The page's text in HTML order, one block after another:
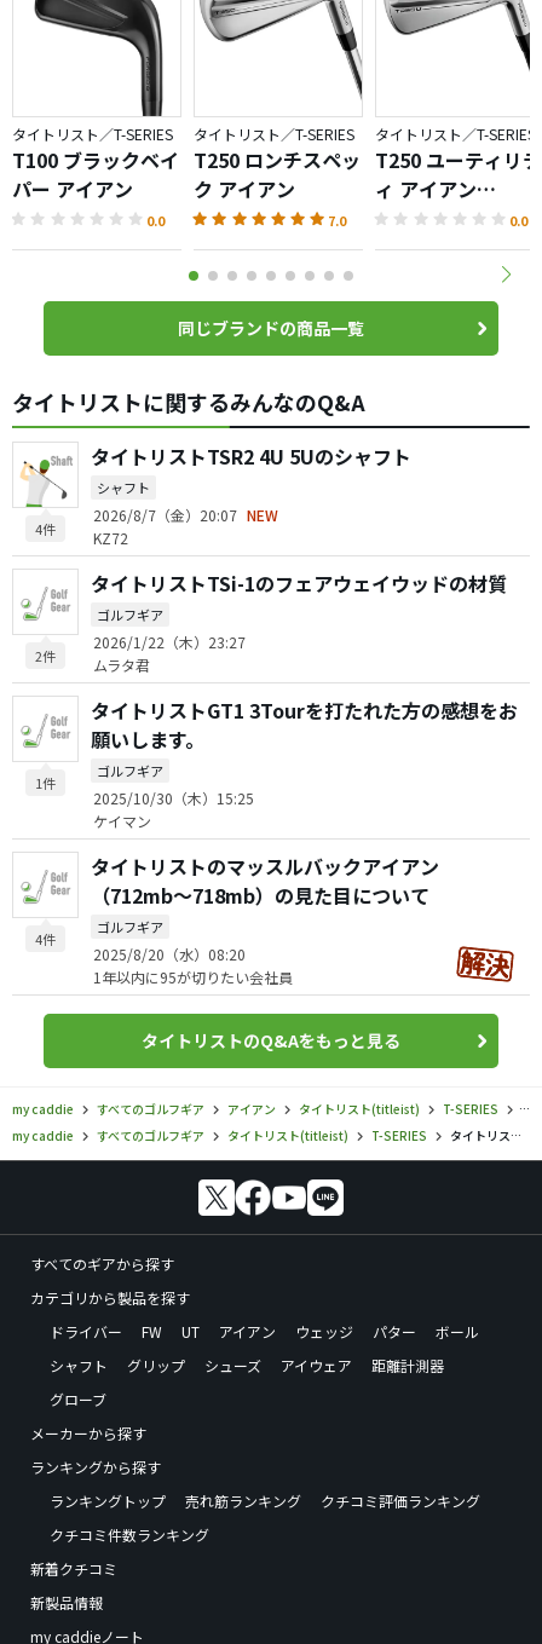
タイトリスト／T-SERIES
T100 ブラックベイ
パー アイアン
0.0
タイトリスト／T-SERIES
T250 ロンチスペッ
ク アイアン
7.0
タイトリスト／T-SERIES
T250 ユーティリテ
ィ アイアン
（2025）
0.0
同じブランドの商品一覧
タイトリストに関するみんなのQ&A
4件
タイトリストTSR2 4U 5Uのシャフト
シャフト
2026/8/7（金）20:07 NEW
KZ72
2件
タイトリストTSi-1のフェアウェイウッドの材質
ゴルフギア
2026/1/22（木）23:27
ムラタ君
1件
タイトリストGT1 3Tourを打たれた方の感想をお
願いします。
ゴルフギア
2025/10/30（木）15:25
ケイマン
4件
タイトリストのマッスルバックアイアン
（712mb〜718mb）の見た目について
ゴルフギア
2025/8/20（水）08:20
1年以内に95が切りたい会社員
タイトリストのQ&Aをもっと見る
my caddie すべてのゴルフギア アイアン タイトリスト(titleist) T-SERIES
タ
my caddie
すべてのゴルフギア タイトリスト(titleist) T-SERIES タイトリスト／T-SERIES／T100 S アイアン（2021）の口コミ評価
すべてのギアから探す
カテゴリから製品を探す
ドライバー
FW UT アイアン ウェッジ パター
ボール
シャフト
グリップ シューズ アイウェア
距離計測器
グローブ
メーカーから探す
ランキングから探す
ランキングトップ
売れ筋ランキング
クチコミ評価ランキング
クチコミ件数ランキング
新着クチコミ
新製品情報
my caddieノート